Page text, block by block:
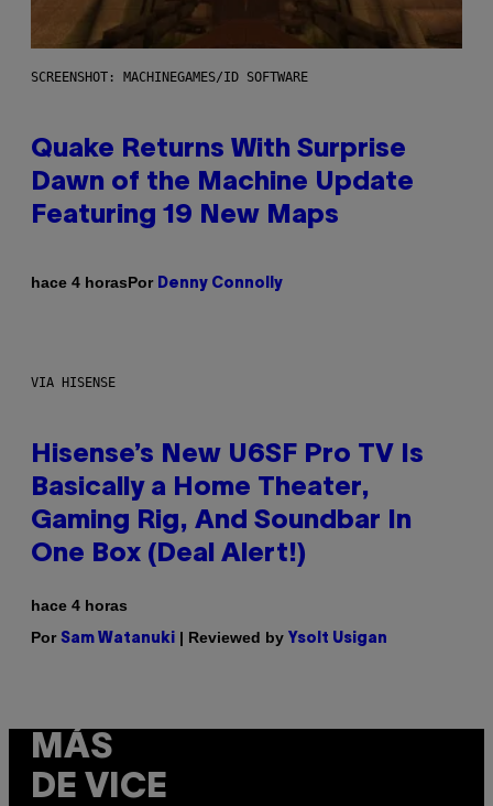
SCREENSHOT: MACHINEGAMES/ID SOFTWARE
Quake Returns With Surprise
Dawn of the Machine Update
Featuring 19 New Maps
hace 4 horasPor Denny Connolly
VIA HISENSE
Hisense’s New U6SF Pro TV Is
Basically a Home Theater,
Gaming Rig, And Soundbar In
One Box (Deal Alert!)
hace 4 horas
Por Sam Watanuki | Reviewed by Ysolt Usigan
MÁS
DE VICE